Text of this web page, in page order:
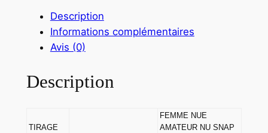
d
Description
Informations complémentaires
Avis (0)
Description
TIRAGE
FEMME NUE
AMATEUR NU SNAP